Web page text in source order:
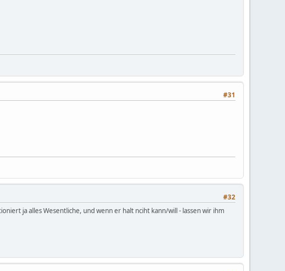
#31
#32
ja alles Wesentliche, und wenn er halt nciht kann/will - lassen wir ihm